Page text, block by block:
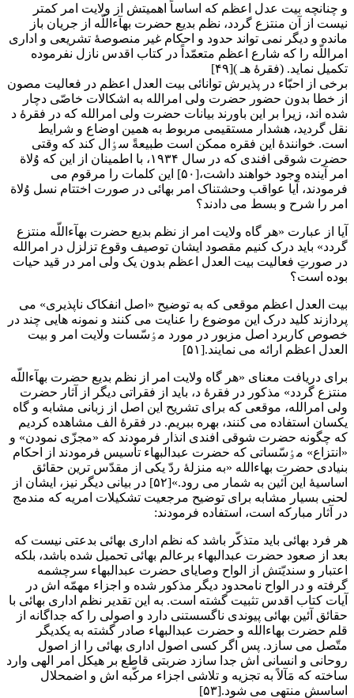
و چنانچه بیت عدل اعظم که اساساً اهمیتش از ولایت امر کمتر
نیست از آن منتزع گردد، نظم بدیع حضرت بهآءاللّه از جریان باز
مانده و دیگر نمی تواند حدود و احکام غیر منصوصۀ تشریعی و اداری
امراللّه را که شارع اعظم متعمّداً در کتاب اقدس نازل نفرموده
تکمیل نماید. (فقرۀ هـ )[۴۹]
برخی از احبّاء در پذیرش توانائی بیت العدل اعظم در فعالیت مصون
از خطا بدون حضور حضرت ولی امرالله به اشکالات خاصّی دچار
شده اند، زیرا بر این باورند بیانات حضرت ولی امرالله که در فقرۀ د
نقل گردید، هشدار مستقیمی مربوط به همین اوضاع و شرایط
است. خوانندۀ این فقره ممکن است طبیعةً سٶال کند که وقتی
حضرت شوقی افندی که در سال ۱۹۳۴، با اطمینان از این که وُلاة
امر آینده وجود خواهند داشت،[۵۰] این کلمات را مرقوم می
فرمودند، آیا عواقب وحشتناک امر بهائی در صورت اختتام نسل وُلاة
امر را شرح و بسط می دادند؟
آیا از عبارت «هر گاه ولایت امر از نظم بدیع حضرت بهآءاللّه منتزع
گردد» باید درک کنیم مقصود ایشان توصیف وقوع تزلزل در امرالله
در صورتِ فعالیت بیت العدل اعظم بدون یک ولی امر در قید حیات
بوده است؟
بیت العدل اعظم موقعی که به توضیح «اصل انفکاک ناپذیری» می
پردازند کلید درک این موضوع را عنایت می کنند و نمونه هایی چند در
خصوص کاربرد اصل مزبور در مورد مٶسّسات ولایت امر و بیت
العدل اعظم ارائه می نمایند.[۵۱]
برای دریافت معنای «هر گاه ولایت امر از نظم بدیع حضرت بهآءاللّه
منتزع گردد» مذکور در فقرۀ د، باید از فقراتی دیگر از آثار حضرت
ولی امرالله، موقعی که برای تشریح این اصل از زبانی مشابه و گاه
یکسان استفاده می کنند، بهره ببریم. در فقرۀ الف مشاهده کردیم
که چگونه حضرت شوقی افندی انذار فرمودند که «مجزّی نمودن» و
«انتزاع» مٶسّساتی که حضرت عبدالبهاء تأسیس فرمودند از احکام
بنیادی حضرت بهاءالله «به منزلۀ ردّ یکی از مقدّس ترین حقائق
اساسیۀ این آئین به شمار می رود.»[۵۲] در بیانی دیگر نیز، ایشان از
لحنی بسیار مشابه برای توضیح مرجعیت تشکیلات امریه که مندمج
در آثار مبارکه است، استفاده فرمودند:
هر فرد بهائی باید متذکّر باشد که نظم اداری بهائی بدعتی نیست که
بعد از صعود حضرت عبدالبهاء برعالم بهائی تحمیل شده باشد، بلکه
اعتبار و سندیّتش از الواح وصایای حضرت عبدالبهاء سرچشمه
گرفته و در الواح نامحدود دیگر مذکور شده و اجزاء مهمّه اش در
آیات کتاب اقدس تثبیت گشته است. به این تقدیر نظم اداری بهائی با
حقائق آئین بهائی پیوندی ناگسستنی دارد و اصولی را که جداگانه از
قلم حضرت بهاءالله و حضرت عبدالبهاء صادر گشته به یکدیگر
متّصل می سازد. پس اگر کسی اصول اداری بهائی را از اصول
روحانی و انسانی اش جدا سازد ضربتی قاطع بر هیکل امر الهی وارد
ساخته که مَآلاً به تجزیه و تلاشی اجزاء مرکّبه اش و اضمحلال
اساسش منتهی می شود.[۵۳]